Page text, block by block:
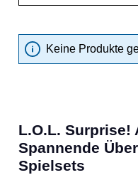
Keine Produkte
L.O.L. Surprise!
Spannende
Spielsets